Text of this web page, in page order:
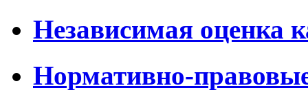
Независимая оценка
Нормативно-